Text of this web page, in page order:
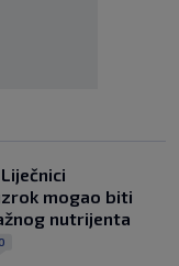
mogao biti
nutrijenta
0